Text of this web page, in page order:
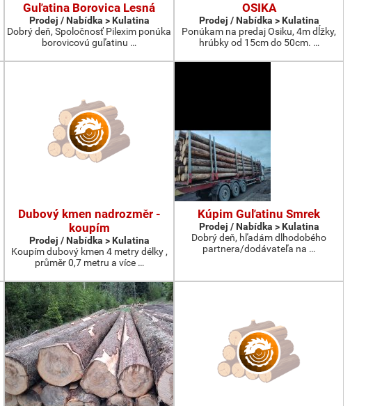
Guľatina Borovica Lesná
Prodej / Nabídka > Kulatina
Dobrý deň, Spoločnosť Pilexim ponúka
borovicovú guľatinu …
OSIKA
Prodej / Nabídka > Kulatina
Ponúkam na predaj Osiku, 4m dĺžky,
hrúbky od 15cm do 50cm. …
Dubový kmen nadrozměr -
koupím
Prodej / Nabídka > Kulatina
Koupím dubový kmen 4 metry délky ,
průměr 0,7 metru a více …
Kúpim Guľatinu Smrek
Prodej / Nabídka > Kulatina
Dobrý deň, hľadám dlhodobého
partnera/dodávateľa na …